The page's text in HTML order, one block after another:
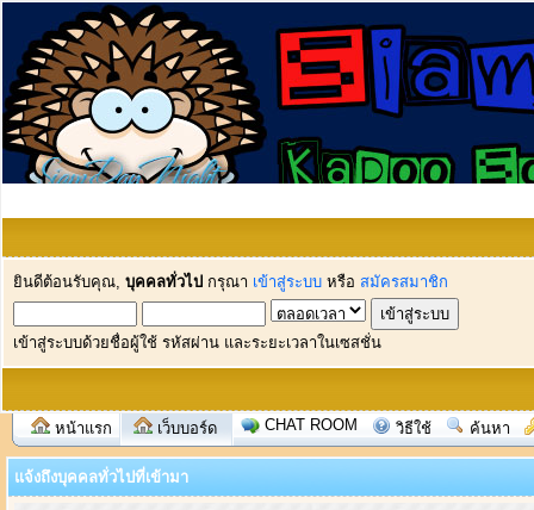
ยินดีต้อนรับคุณ, บุคคลทั่วไป กรุณา เข้าสู่ระบบ หรือ สมัครสมาชิก
เข้าสู่ระบบด้วยชื่อผู้ใช้ รหัสผ่าน และระยะเวลาในเซสชั่น
หน้าแรก เว็บบอร์ด CHAT ROOM วิธีใช้ ค้นหา
แจ้งถึงบุคคลทั่วไปที่เข้ามา